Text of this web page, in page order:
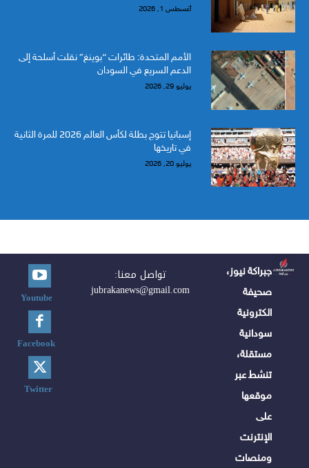
أغسطس 1, 2026
الأمم المتحدة: طائرات “بوينغ” نقلت أسلحة إلى
الدعم السريع في السودان
يوليو 29, 2026
إسبانيا تتوج بطلة لكأس العالم 2026 للمرة الثانية
في تاريخها
يوليو 20, 2026
جبراكة نيوز،
صحيفة
الكترونية
سودانية
مستقلة،
تنشط عبر
موقعها
على
الإنترنت
ومنصات
تواصل معنا:
jubrakanews@gmail.com
Youtube
Facebook
Twitter